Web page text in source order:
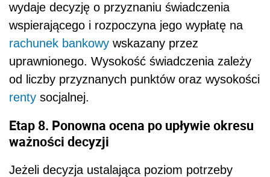
wydaje decyzję o przyznaniu świadczenia
wspierającego i rozpoczyna jego wypłatę na
rachunek bankowy wskazany przez
uprawnionego. Wysokość świadczenia zależy
od liczby przyznanych punktów oraz wysokości
renty socjalnej.
Etap 8. Ponowna ocena po upływie okresu
ważności decyzji
Jeżeli decyzja ustalająca poziom potrzeby